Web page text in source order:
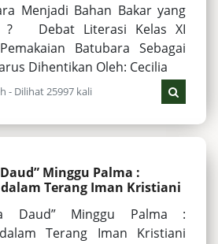
Menjadi Bahan Bakar yang
? Debat Literasi Kelas XI
Batubara Sebagai
Dihentikan Oleh: Cecilia
- Dilihat 25997 kali
Minggu Palma :
Terang Iman Kristiani
Daud” Minggu Palma :
Terang Iman Kristiani